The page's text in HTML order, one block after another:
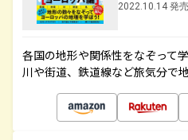
2022.10.14 発売
各国の地形や関係性をなぞって
川や街道、鉄道線など旅気分で